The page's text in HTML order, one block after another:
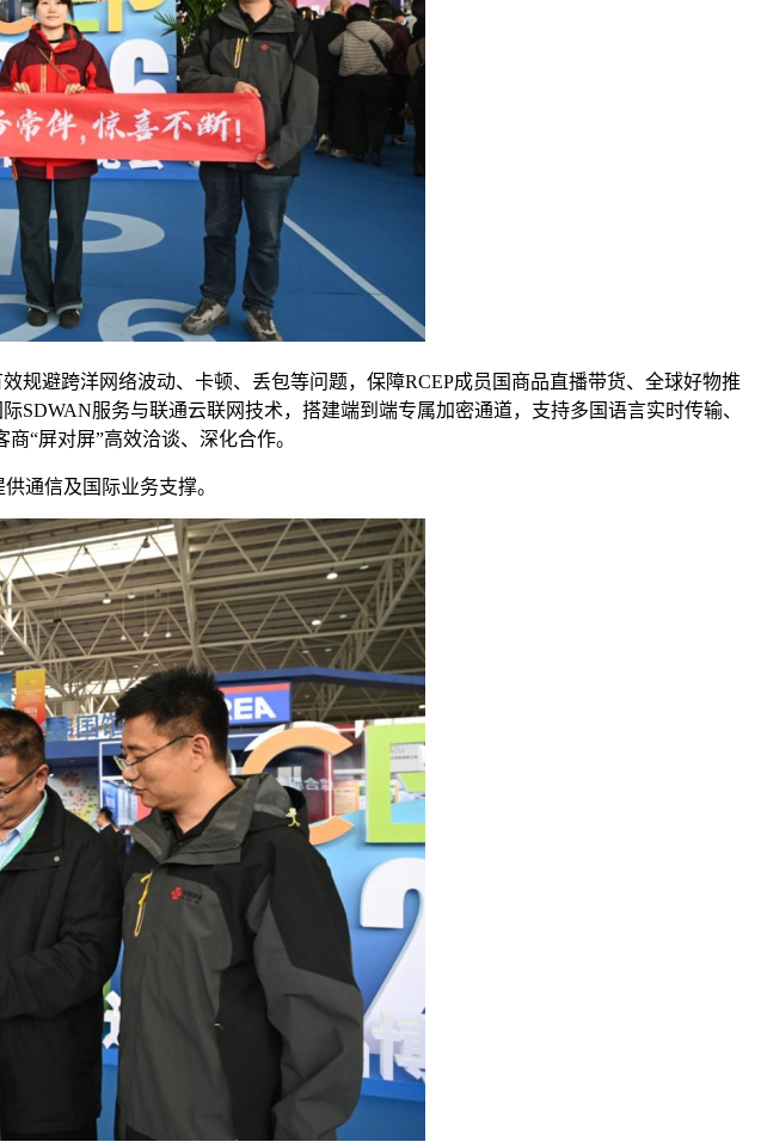
避跨洋网络波动、卡顿、丢包等问题，保障RCEP成员国商品直播带货、全球好物推
服务与联通云联网技术，搭建端到端专属加密通道，支持多国语言实时传输、
“屏对屏”高效洽谈、深化合作。
通信及国际业务支撑。